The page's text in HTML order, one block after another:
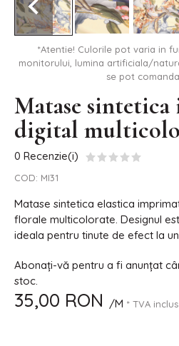
*Atentie! Culorile pot varia in
monitorului, lumina artificiala/
se pot
Matase
digital
0 Recenzie(i)
COD: MI31
Matase sintetica elastica
florale multicolorate. Designul
ideala pentru tinute de efect la
Abonați-vă pentru a fi anunțat
stoc.
35,00 RON /M * TVA inclus